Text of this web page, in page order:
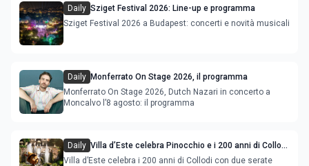
Daily Sziget Festival 2026: Line-up e programma
Sziget Festival 2026 a Budapest: concerti e novità musicali
Daily Monferrato On Stage 2026, il programma
Monferrato On Stage 2026, Dutch Nazari in concerto a
Moncalvo l’8 agosto: il programma
Daily Villa d’Este celebra Pinocchio e i 200 anni di Collodi
con cinema, musica e audiovisual mapping
Villa d’Este celebra i 200 anni di Collodi con due serate